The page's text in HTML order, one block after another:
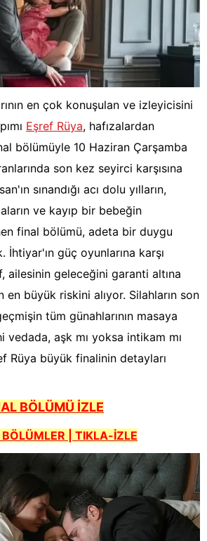
en çok konuşulan ve izleyicisini
Eşref Rüya, hafızalardan
bölümüyle 10 Haziran Çarşamba
son kez seyirci karşısına
sınandığı acı dolu yılların,
ve kayıp bir bebeğin
final bölümü, adeta bir duygu
İhtiyar'ın güç oyunlarına karşı
ailesinin geleceğini garanti altına
en büyük riskini alıyor. Silahların son
tüm günahlarının masaya
aşk mı yoksa intikam mı
Rüya büyük finalinin detayları
BÖLÜMÜ İZLE
| TIKLA-İZLE